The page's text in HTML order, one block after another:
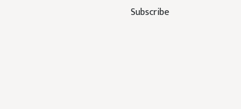
Subscribe